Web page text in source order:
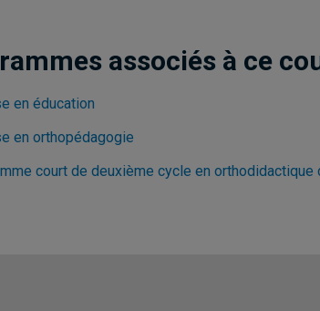
associés à ce
en éducation
en orthopédagogie
court de deuxième cycle en orthodidactique